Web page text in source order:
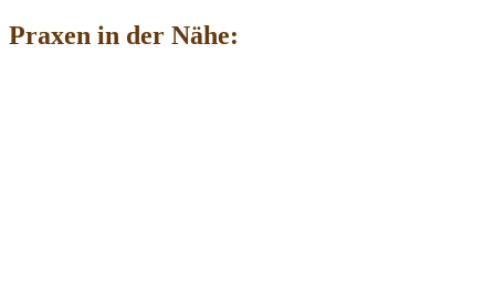
Praxen in der Nähe: